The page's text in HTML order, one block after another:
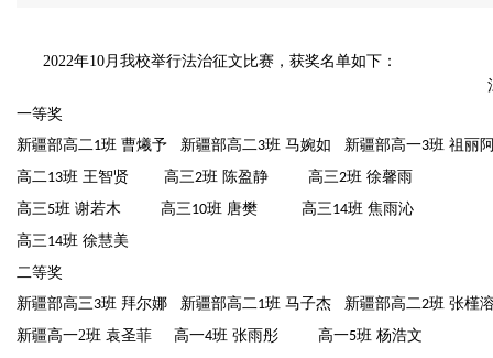
2022年10月我校举行法治征文比赛，获奖名单如下：
一等奖
新疆部高二1班 曹爔予 新疆部高二3班 马婉如 新疆部高一3班 祖丽
高二13班 王智贤 高三2班 陈盈静 高三2班 徐馨雨
高三5班 谢若木 高三10班 唐樊 高三14班 焦雨沁
高三14班 徐慧美
二等奖
新疆部高三3班 拜尔娜 新疆部高二1班 马子杰 新疆部高二2班 张槿
新疆高一2班 袁圣菲 高一4班 张雨彤 高一5班 杨浩文